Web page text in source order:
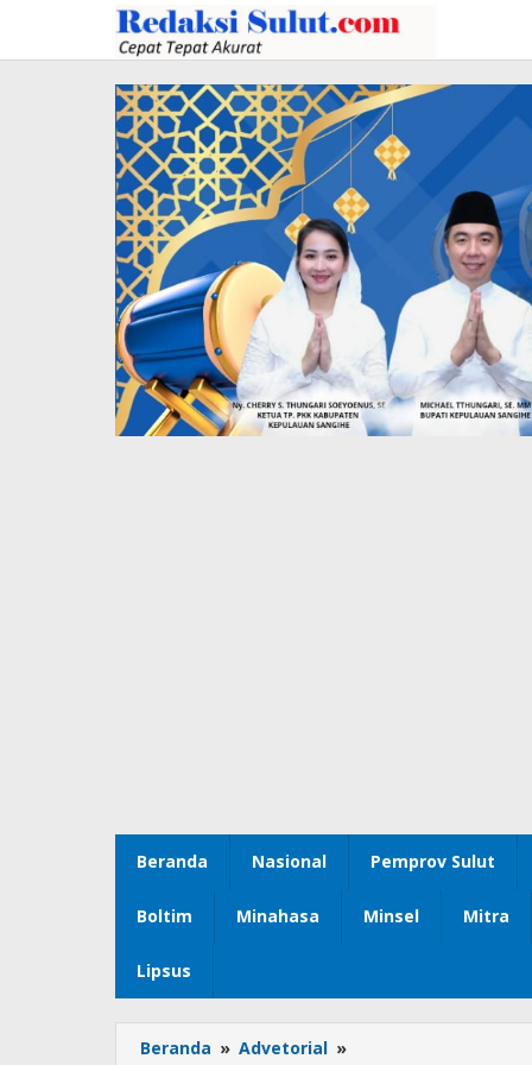
konten
Beranda Nasional Pemprov Sulut
Boltim Minahasa Minsel Mitra
Lipsus
Beranda » Advetorial »